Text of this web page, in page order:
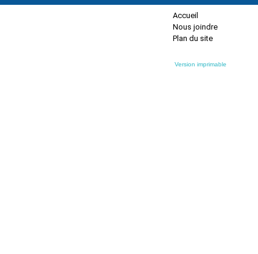
Accueil
Nous joindre
Plan du site
Version imprimable